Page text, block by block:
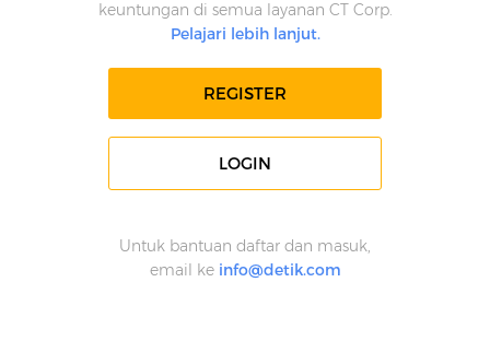
keuntungan di semua layanan CT Corp.
Pelajari lebih lanjut.
REGISTER
LOGIN
Untuk bantuan daftar dan masuk,
email ke info@detik.com